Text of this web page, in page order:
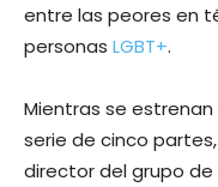
entre las peores en
personas LGBT+.
Mientras se
serie de cinco
director del grupo